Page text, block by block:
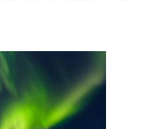
Commons 姓名標示 4.0 國際 (CC